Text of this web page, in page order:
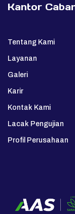
Kantor
Tentang Kami
Layanan
Galeri
Karir
Kontak Kami
Lacak Pengujian
Profil Perusahaan